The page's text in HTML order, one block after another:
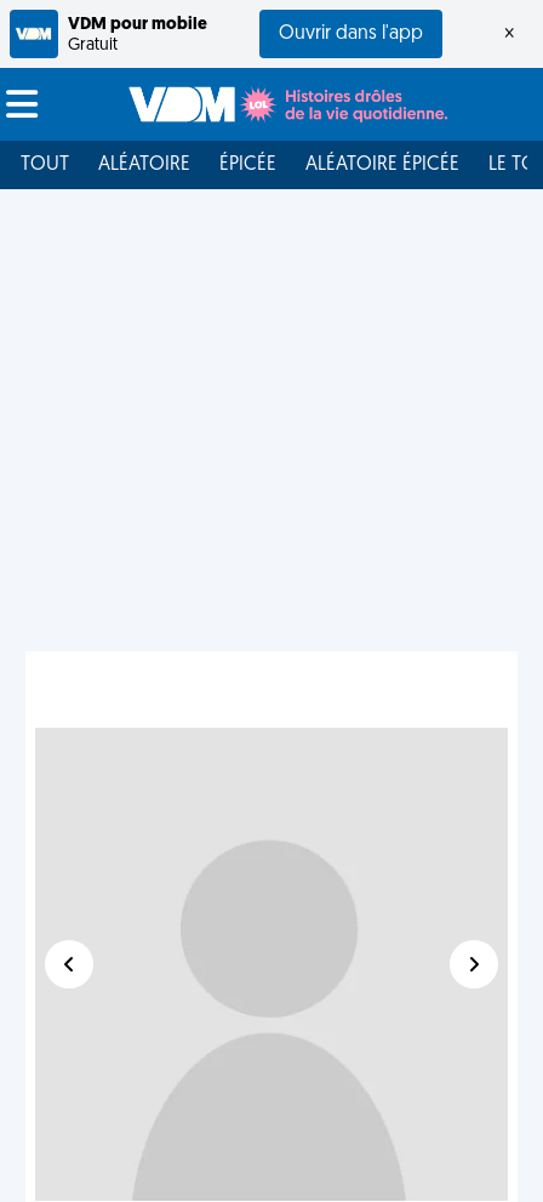
VDM pour mobile
Gratuit
Ouvrir dans l'app ×
TOUT ALÉATOIRE ÉPICÉE ALÉATOIRE ÉPICÉE LE